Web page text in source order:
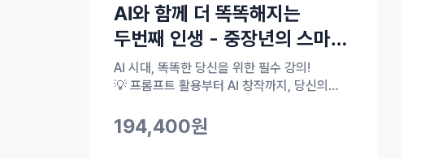
AI와 함께 더 똑똑해지는
두번째 인생 - 중장년의 스마트
훈련소
AI 시대, 똑똑한 당신을 위한 필수 강의!
💡 프롬프트 활용부터 AI 창작까지, 당신의
194,400원